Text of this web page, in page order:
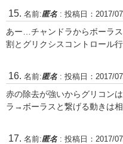
名前:匿名 : 投稿日：2017/
あー…チャンドラからボーラ
割とグリクシスコントロール
名前:匿名 : 投稿日：2017/
赤の除去が強いからグリコン
ラ→ボーラスと繋げる動きは
名前:匿名 : 投稿日：2017/